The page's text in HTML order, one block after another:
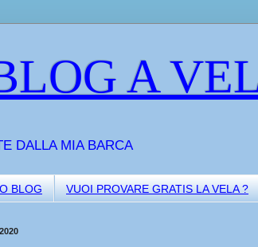
A
DALLA MIA BARCA
BLOG VUOI PROVARE GRATIS LA VELA ?